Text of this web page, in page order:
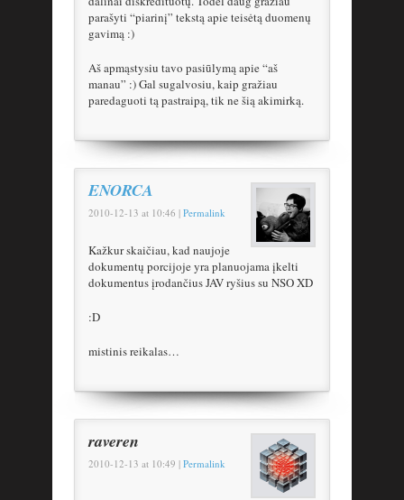
parašyti “piarinį” tekstą apie teisėtą duomenų
gavimą :)
Aš apmąstysiu tavo pasiūlymą apie “aš
manau” :) Gal sugalvosiu, kaip gražiau
paredaguoti tą pastraipą, tik ne šią akimirką.
ENORCA
2010-12-13 at 10:46 | Permalink
Kažkur skaičiau, kad naujoje
dokumentų porcijoje yra planuojama įkelti
dokumentus įrodančius JAV ryšius su NSO XD
:D
mistinis reikalas…
raveren
2010-12-13 at 10:49 | Permalink